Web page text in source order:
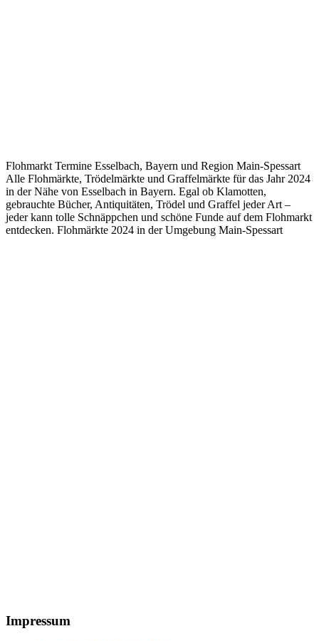
Flohmarkt Termine Esselbach, Bayern und Region Main-Spessart
Alle Flohmärkte, Trödelmärkte und Graffelmärkte für das Jahr 2024
in der Nähe von Esselbach in Bayern. Egal ob Klamotten,
gebrauchte Bücher, Antiquitäten, Trödel und Graffel jeder Art –
jeder kann tolle Schnäppchen und schöne Funde auf dem Flohmarkt
entdecken. Flohmärkte 2024 in der Umgebung Main-Spessart
Footer
Impressum